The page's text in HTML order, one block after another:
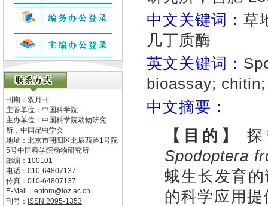
刊期：双月刊
主管单位： 中国科学院
主办单位： 中国科学院动物研究
所，中国昆虫学会
地址： 北京市朝阳区北辰西路1号院
5号中国科学院动物研究所
邮编： 100101
电话： 010-64807137
传真： 010-64807137
E-Mail： entom@ioz.ac.cn
刊号： ISSN 2095-1353
中文关键词： 草
几丁质酶
英文关键词：
bioassay;
中文摘要：
【目的】
Spodoptera
蛾生长发育
的科学应用